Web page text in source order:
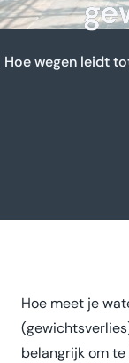
Hoe wegen leidt
Hoe meet je
belangrijk om